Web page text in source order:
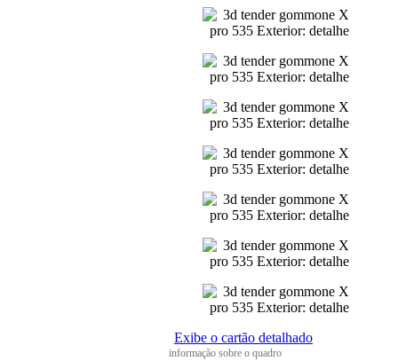
Exibe o cartão detalhado
informação sobre o quadro